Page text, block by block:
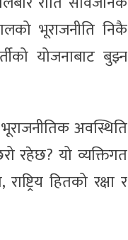
भूराजनीति निकै
योजनाबाट बुझ्न
अवस्थिति
रहेछ? यो व्यक्तिगत
हितको रक्षा र